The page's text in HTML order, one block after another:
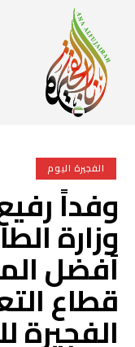
الفجيرة اليوم
وفداً
وزارة
أفضل
قطاع
الفجيرة